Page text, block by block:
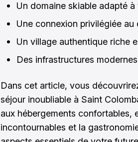
Un domaine skiable adapté
Une connexion privilégiée au
Un village authentique riche
Des infrastructures
Dans cet article, vous
séjour inoubliable à Saint
aux hébergements confortables,
incontournables et la